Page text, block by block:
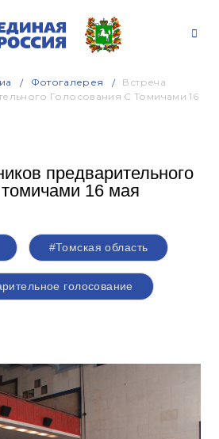
Фотогалерея
Встреча
Голосования С Томичами 16
предварительного
16 мая
#Томская область
голосование